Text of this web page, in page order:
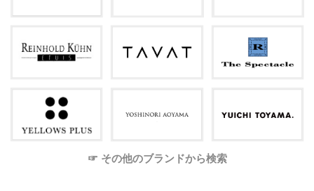
☞ その他のブランドから検索